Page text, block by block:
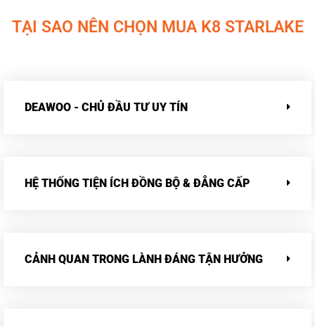
TẠI SAO NÊN CHỌN MUA K8 STARLAKE
DEAWOO - CHỦ ĐẦU TƯ UY TÍN
HỆ THỐNG TIỆN ÍCH ĐỒNG BỘ & ĐẲNG CẤP
CẢNH QUAN TRONG LÀNH ĐÁNG TẬN HƯỞNG